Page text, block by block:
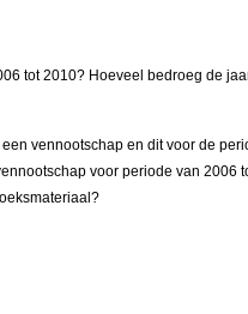
tot 2010? Hoeveel bedroeg de
vennootschap en dit voor de
voor periode van 2006